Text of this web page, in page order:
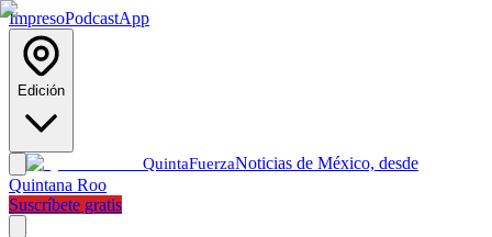
ImpresoPodcastApp
Edición
QuintaFuerzaNoticias de México, desde
Quintana Roo
Suscríbete gratis